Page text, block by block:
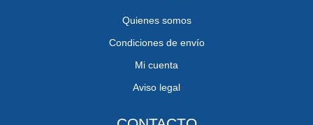
Quienes somos
Condiciones de envío
Mi cuenta
Aviso legal